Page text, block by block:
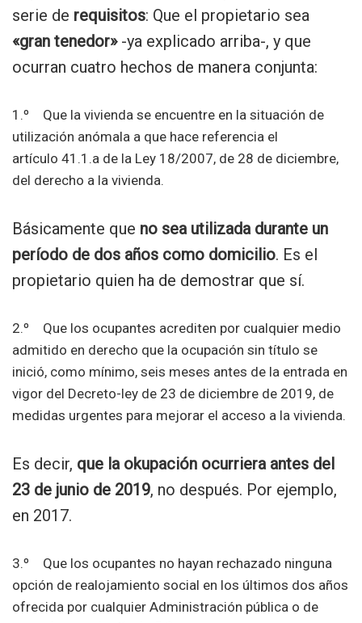
serie de requisitos: Que el propietario sea
«gran tenedor»-ya explicado arriba-, y que
ocurran cuatro hechos de manera conjunta:
1.º Que la vivienda se encuentre en la situación de
utilización anómala a que hace referencia el
artículo 41.1.a de la Ley 18/2007, de 28 de diciembre,
del derecho a la vivienda.
Básicamente que no sea utilizada durante un
período de dos años como domicilio. Es el
propietario quien ha de demostrar que sí.
2.º Que los ocupantes acrediten por cualquier medio
admitido en derecho que la ocupación sin título se
inició, como mínimo, seis meses antes de la entrada en
vigor del Decreto-ley de 23 de diciembre de 2019, de
medidas urgentes para mejorar el acceso a la vivienda.
Es decir, que la okupación ocurriera antes del
23 de junio de 2019, no después. Por ejemplo,
en 2017.
3.º Que los ocupantes no hayan rechazado ninguna
opción de realojamiento social en los últimos dos años
ofrecida por cualquier Administración pública o de